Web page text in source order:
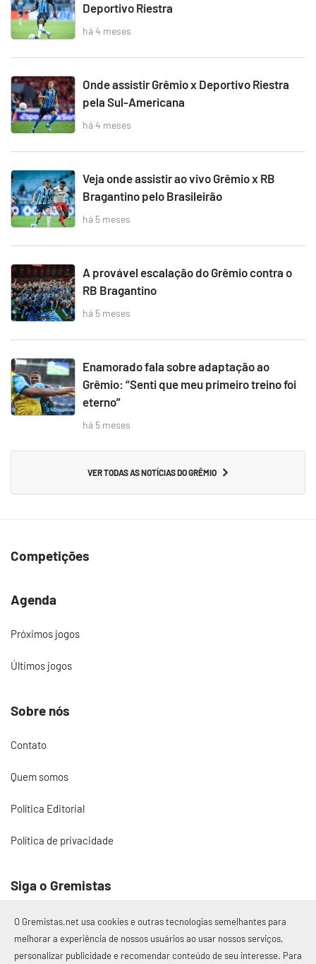
Deportivo Riestra
há 4 meses
Onde assistir Grêmio x Deportivo Riestra
pela Sul-Americana
há 4 meses
Veja onde assistir ao vivo Grêmio x RB
Bragantino pelo Brasileirão
há 5 meses
A provável escalação do Grêmio contra o
RB Bragantino
há 5 meses
Enamorado fala sobre adaptação ao
Grêmio: “Senti que meu primeiro treino foi
eterno”
há 5 meses
VER TODAS AS NOTÍCIAS DO GRÊMIO
Competições
Agenda
Próximos jogos
Últimos jogos
Sobre nós
Contato
Quem somos
Política Editorial
Política de privacidade
Siga o Gremistas
© 2017 – 2026 Gremistas.net
O Gremistas.net usa cookies e outras tecnologias semelhantes para
melhorar a experiência de nossos usuários ao usar nossos serviços,
personalizar publicidade e recomendar conteúdo de seu interesse. Para